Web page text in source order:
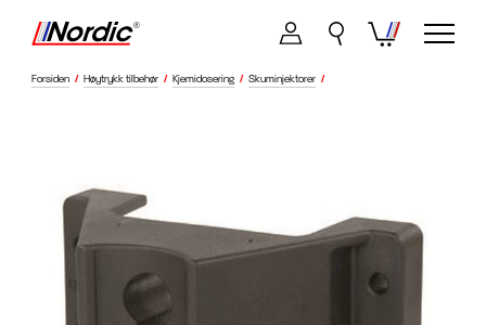
Forsiden / Høytrykk tilbehør / Kjemidosering / Skuminjektorer /